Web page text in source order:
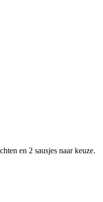
en 2 sausjes naar keuze.